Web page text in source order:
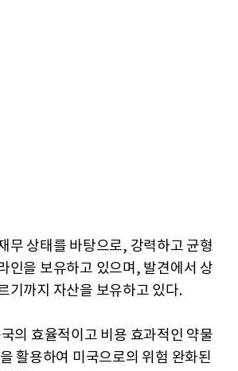
무 상태를 바탕으로, 강력하고 균형
인을 보유하고 있으며, 발견에서 상
기까지 자산을 보유하고 있다.
의 효율적이고 비용 효과적인 약물
활용하여 미국으로의 위험 완화된